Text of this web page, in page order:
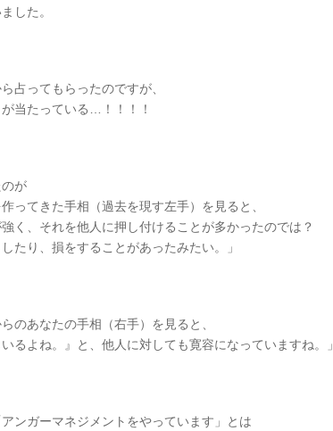
した。
占ってもらったのですが、
当たっている…！！！！
が
ってきた手相（過去を現す左手）を見ると、
く、それを他人に押し付けることが多かったのでは？
たり、損をすることがあったみたい。」
のあなたの手相（右手）を見ると、
いるよね。』と、他人に対しても寛容になっていますね。」
ンガーマネジメントをやっています」とは